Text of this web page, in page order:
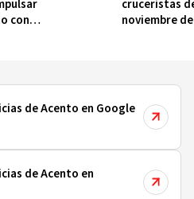
con
cruceristas
noviembre
de Acento en Google
de Acento en